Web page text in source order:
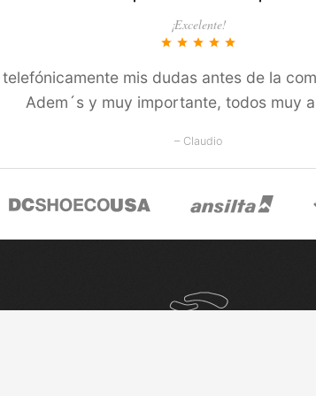
¡Excelente!
star star star star star
mis dudas antes de la
Adem´s y muy importante, todos muy
– Claudio